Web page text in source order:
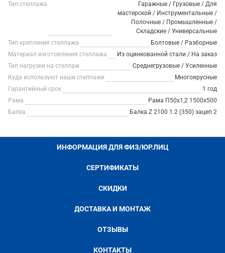
Тип стеллажа
Гаражные / Грузовые / Для
мастерской / Инструментальные /
Полочные / Промышленные /
Складские / Универсальные
Тип крепления стеллажа
Болтовые / Разборные
Материал изготовления стеллажа
Из оцинкованной стали / На заказ
Тип нагрузки на стеллаж
Среднегрузовые / Усиленные
Куда используют наши стеллажи
Многоярусные
Гарантийный срок
1 год
Рама
Рама П50х1,2 1500х500
Балка
Балка Z 2100 1.2 (350) зацеп 2
ИНФОРМАЦИЯ ДЛЯ ФИЗ/ЮР.ЛИЦ
СЕРТИФИКАТЫ
СКИДКИ
ДОСТАВКА И МОНТАЖ
ОТЗЫВЫ
КОНТАКТЫ